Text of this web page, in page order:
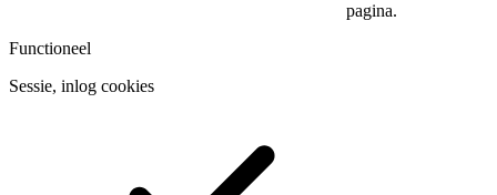
pagina.
Functioneel
Sessie, inlog cookies